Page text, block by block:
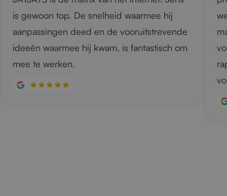
is gewoon top. De snelheid waarmee hij
aanpassingen deed en de vooruitstrevende
ideeën waarmee hij kwam, is fantastisch om
mee te werken.